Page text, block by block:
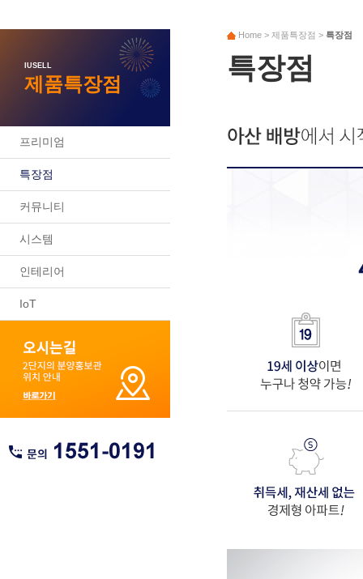
IUSELL
제품특장점
프리미엄
특장점
커뮤니티
시스템
인테리어
IoT
Home > 제품특장점 > 특장점
특장점